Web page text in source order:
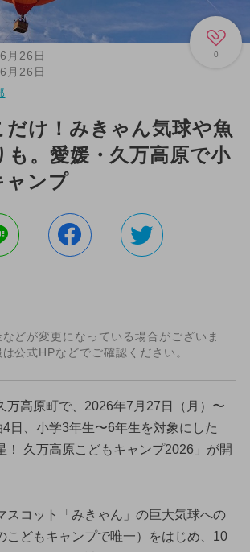
0
月26日
月26日
だけ！みきゃん気球や魚
も。愛媛・久万高原で小
ャンプ
どが変更になっている場合がございま
公式HPなどでご確認ください。
万高原町で、2026年7月27日（月）〜
日、小学3年生〜6年生を対象にした
！ 久万高原こどもキャンプ2026」が開
スコット「みきゃん」の巨大気球への
こどもキャンプで唯一）をはじめ、10